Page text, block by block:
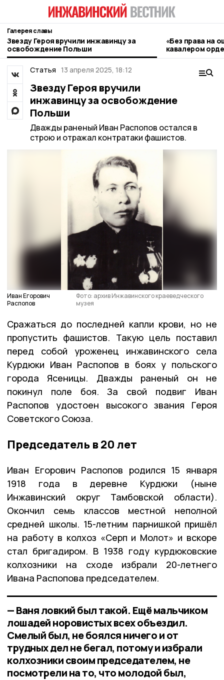
Галерея славы
Звезду Героя вручили инжавинцу за
освобождение Польши
«Без права на
кавалером
инжавинского
Статья 13 апреля 2025, 18:12
Звезду Героя вручили
инжавинцу за освобождение
Польши
Дважды раненый Иван Распопов остался в
строю и отражал контратаки фашистов.
Иван Егорович
Распопов
Фото: архив Инжавинского краеведческого
музея
Сражаться до последней капли крови, но не
пропустить фашистов. Такую цель поставил
перед собой уроженец инжавинского села
Курдюки Иван Распопов в боях у польского
города Ясеницы. Дважды раненый он не
покинул поле боя. За свой подвиг Иван
Распопов удостоен высокого звания Героя
Советского Союза.
Председатель в 20 лет
Иван Егорович Распопов родился 15 января
1918 года в деревне Курдюки (ныне
Инжавинский округ Тамбовской области).
Окончил семь классов местной неполной
средней школы. 15-летним парнишкой пришёл
на работу в колхоз «Серп и Молот» и вскоре
стал бригадиром. В 1938 году курдюковские
колхозники на сходе избрали 20-летнего
Ивана Распопова председателем.
— Ваня ловкий был такой. Ещё мальчиком
лошадей норовистых всех объездил.
Смелый был, не боялся ничего и от
трудных дел не бегал, потому и избрали
колхозники своим председателем, не
посмотрели на то, что молодой был,